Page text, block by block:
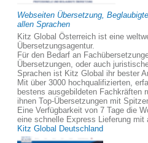
Webseiten Übersetzung,
allen Sprachen
Kitz Global Österreich ist eine
Übersetzungsagentur.
Für den Bedarf an
Übersetzungen, oder auch
Sprachen ist Kitz Global ihr bester
Mit über 3000 hochqualifizierten,
bestens ausgebildeten Fachkräften
ihnen Top-Übersetzungen mit
Eine Verfügbarkeit von 7 Tage die
eine schnelle Express Lieferung mit
Kitz Global Deutschland